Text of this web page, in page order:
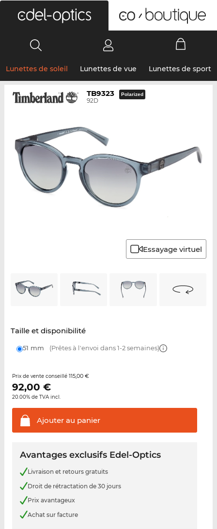
Lunettes de soleil Lunettes de vue Lunettes de sport
TB9323
92D
Polarized
Essayage virtuel
Taille et disponibilité
51 mm (Prêtes à l'envoi dans 1-2 semaines)
Prix de vente conseillé 115,00 €
92,00 €
20.00% de TVA incl.
Ajouter au panier
Avantages exclusifs Edel-Optics
Livraison et retours gratuits
Droit de rétractation de 30 jours
Prix avantageux
Achat sur facture